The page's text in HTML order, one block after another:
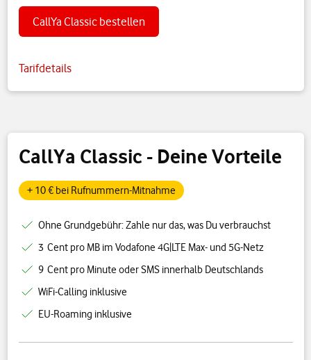
CallYa Classic - Deine Vorteile
+ 10 € bei Rufnummern-Mitnahme
Ohne Grundgebühr: Zahle nur das, was Du verbrauchst
3 Cent pro MB im Vodafone 4G|LTE Max- und 5G-Netz
9 Cent pro Minute oder SMS innerhalb Deutschlands
WiFi-Calling inklusive
EU-Roaming inklusive
CallYa Classic bestellen
Tarifdetails